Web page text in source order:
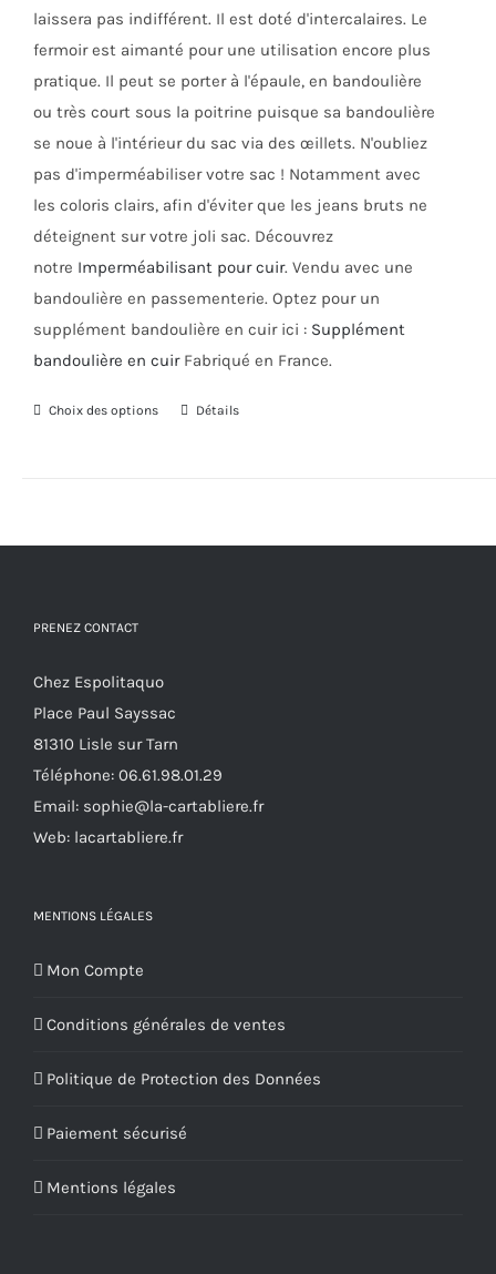
laissera pas indifférent. Il est doté d'intercalaires. Le
fermoir est aimanté pour une utilisation encore plus
pratique. Il peut se porter à l'épaule, en bandoulière
ou très court sous la poitrine puisque sa bandoulière
se noue à l'intérieur du sac via des œillets. N'oubliez
pas d'imperméabiliser votre sac ! Notamment avec
les coloris clairs, afin d'éviter que les jeans bruts ne
déteignent sur votre joli sac. Découvrez
notre Imperméabilisant pour cuir. Vendu avec une
bandoulière en passementerie. Optez pour un
supplément bandoulière en cuir ici : Supplément
bandoulière en cuirFabriqué en France.
Choix des options
Ce
page
du
produit
Détails
PRENEZ CONTACT
Chez Espolitaquo
Place Paul Sayssac
81310 Lisle sur Tarn
Téléphone: 06.61.98.01.29
Email: sophie@la-cartabliere.fr
Web: lacartabliere.fr
MENTIONS LÉGALES
Mon Compte
Conditions générales de ventes
Politique de Protection des Données
Paiement sécurisé
Mentions légales